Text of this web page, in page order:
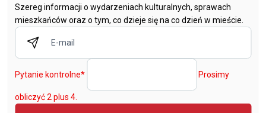
Szereg informacji o wydarzeniach kulturalnych, sprawach
mieszkańców oraz o tym, co dzieje się na co dzień w mieście.
Pytanie kontrolne* Prosimy
obliczyć 2 plus 4.